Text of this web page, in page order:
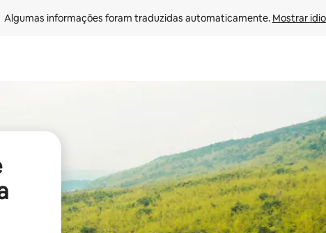
Algumas informações foram traduzidas automaticamente. Mostrar